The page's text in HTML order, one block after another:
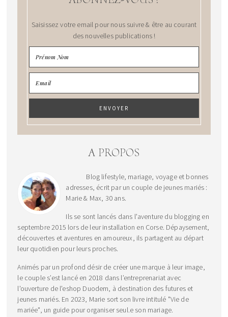
Saisissez votre email pour nous suivre & être au courant
des nouvelles publications !
A PROPOS
Blog lifestyle, mariage, voyage et bonnes
adresses, écrit par un couple de jeunes mariés :
Marie & Max, 30 ans.
Ils se sont lancés dans l'aventure du blogging en
septembre 2015 lors de leur installation en Corse. Dépaysement,
découvertes et aventures en amoureux, ils partagent au départ
leur quotidien pour leurs proches.
Animés par un profond désir de créer une marque à leur image,
le couple s’est lancé en 2018 dans l’entreprenariat avec
l'ouverture de l'eshop Duodem, à destination des futures et
jeunes mariés. En 2023, Marie sort son livre intitulé "Vie de
mariée", un guide pour organiser seul.e son mariage.